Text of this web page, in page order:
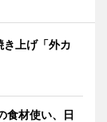
上げ「外カ
材使い、日